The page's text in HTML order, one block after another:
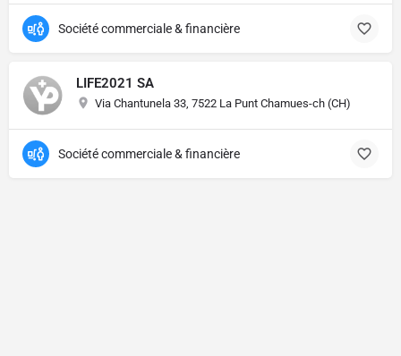
Société commerciale & financière
LIFE2021 SA
Via Chantunela 33, 7522 La Punt Chamues-ch (CH)
Société commerciale & financière